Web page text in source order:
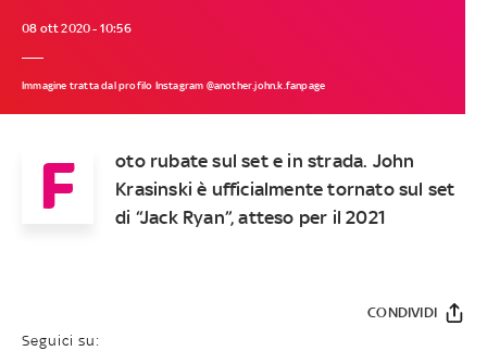
08 ott 2020 - 10:56
Immagine tratta dal profilo Instagram @another.john.k.fanpage
F
oto rubate sul set e in strada. John
Krasinski è ufficialmente tornato sul set
di “Jack Ryan”, atteso per il 2021
Seguici su:
CONDIVIDI